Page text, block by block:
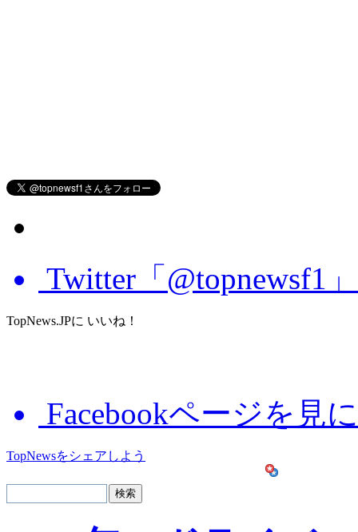
Twitter「@topnewsf1
TopNews.JPに いいね！
Facebookページを見
TopNewsをシェアしよう